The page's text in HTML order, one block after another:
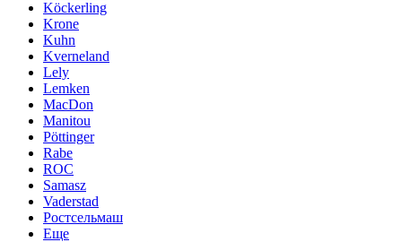
Köckerling
Krone
Kuhn
Kverneland
Lely
Lemken
MacDon
Manitou
Pöttinger
Rabe
ROC
Samasz
Vaderstad
Ростсельмаш
Еще